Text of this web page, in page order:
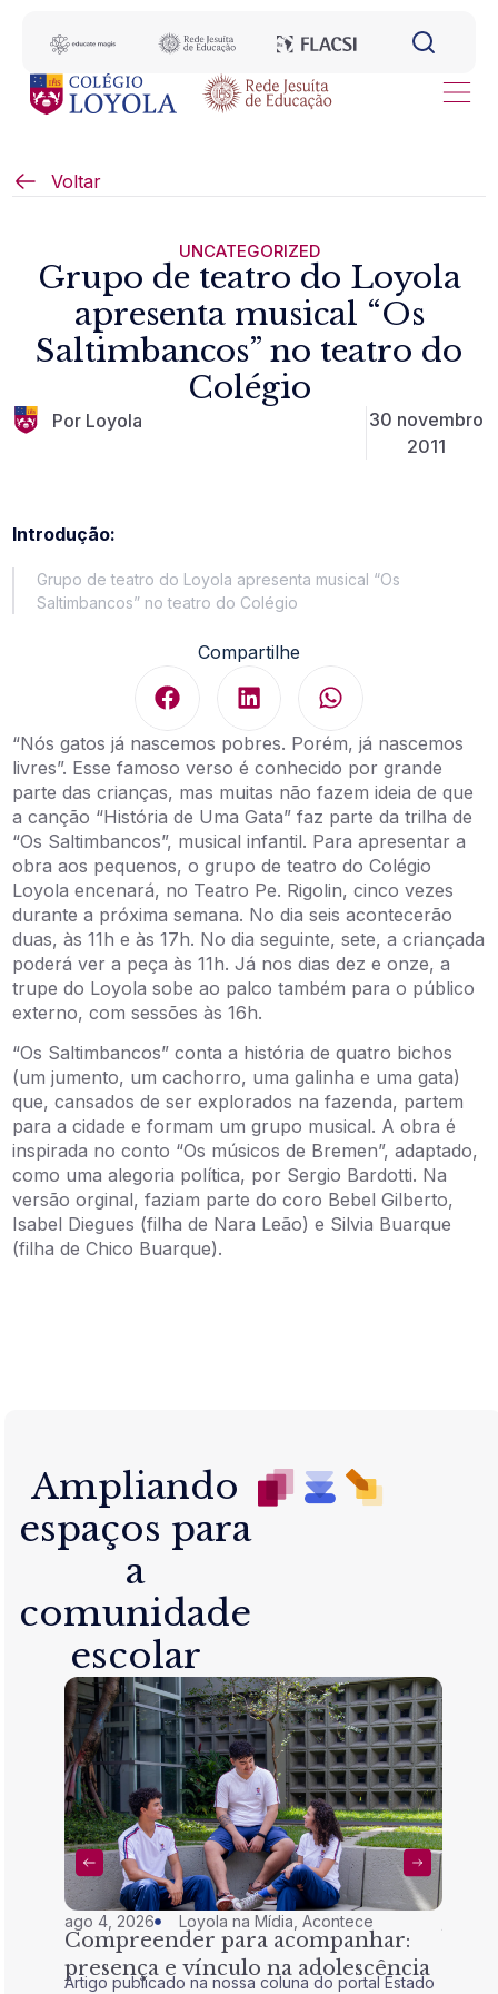
Voltar
UNCATEGORIZED
Grupo de teatro do Loyola
apresenta musical “Os
Saltimbancos” no teatro do
Colégio
Por Loyola
30 novembro
2011
Introdução:
Grupo de teatro do Loyola apresenta musical “Os
Saltimbancos” no teatro do Colégio
Compartilhe
“Nós gatos já nascemos pobres. Porém, já nascemos
livres”. Esse famoso verso é conhecido por grande
parte das crianças, mas muitas não fazem ideia de que
a canção “História de Uma Gata” faz parte da trilha de
“Os Saltimbancos”, musical infantil. Para apresentar a
obra aos pequenos, o grupo de teatro do Colégio
Loyola encenará, no Teatro Pe. Rigolin, cinco vezes
durante a próxima semana. No dia seis acontecerão
duas, às 11h e às 17h. No dia seguinte, sete, a criançada
poderá ver a peça às 11h. Já nos dias dez e onze, a
trupe do Loyola sobe ao palco também para o público
externo, com sessões às 16h.
“Os Saltimbancos” conta a história de quatro bichos
(um jumento, um cachorro, uma galinha e uma gata)
que, cansados de ser explorados na fazenda, partem
para a cidade e formam um grupo musical. A obra é
inspirada no conto “Os músicos de Bremen”, adaptado,
como uma alegoria política, por Sergio Bardotti. Na
versão orginal, faziam parte do coro Bebel Gilberto,
Isabel Diegues (filha de Nara Leão) e Silvia Buarque
(filha de Chico Buarque).
Ampliando
espaços para
a
comunidade
escolar
ago 4, 2026 Loyola na Mídia ,Acontece
Compreender para acompanhar:
presença e vínculo na adolescência
Artigo publicado na nossa coluna do portal Estado